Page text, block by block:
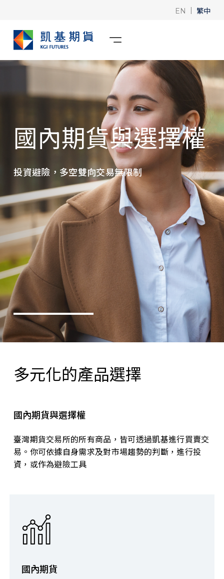
EN | 繁中
國內期貨與選擇權
投資避險，多空雙向交易無限制
多元化的產品選擇
國內期貨與選擇權
臺灣期貨交易所的所有商品，皆可透過凱基進行買賣交
易。你可依據自身需求及對市場趨勢的判斷，進行投
資，或作為避險工具
國內期貨